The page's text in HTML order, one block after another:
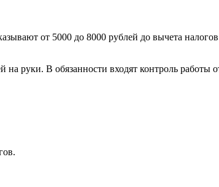
от 5000 до 8000 рублей до вычета налогов
руки. В обязанности входят контроль работы